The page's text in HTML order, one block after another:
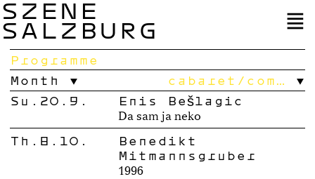
SZENE
SALZBURG
Programme
Month
cabaret/com…
Su.20.9.
Enis Bešlagić
Da sam ja neko
Th.8.10.
Benedikt
Mitmannsgruber
1996